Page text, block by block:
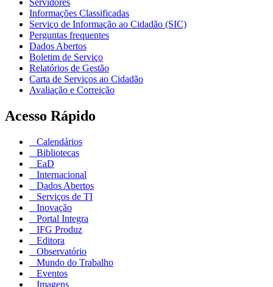
Servidores
Informações Classificadas
Serviço de Informação ao Cidadão (SIC)
Perguntas frequentes
Dados Abertos
Boletim de Serviço
Relatórios de Gestão
Carta de Serviços ao Cidadão
Avaliação e Correição
Acesso Rápido
Calendários
Bibliotecas
EaD
Internacional
Dados Abertos
Serviços de TI
Inovação
Portal Integra
IFG Produz
Editora
Observatório
Mundo do Trabalho
Eventos
Imagens